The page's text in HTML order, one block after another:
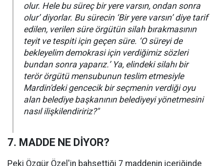
olur. Hele bu süreç bir yere varsın, ondan sonra
olur’ diyorlar. Bu sürecin ‘Bir yere varsın’ diye tarif
edilen, verilen süre örgütün silah bırakmasının
teyit ve tespiti için geçen süre. ‘O süreyi de
bekleyelim demokrasi için verdiğimiz sözleri
bundan sonra yaparız.’ Ya, elindeki silahı bir
terör örgütü mensubunun teslim etmesiyle
Mardin'deki gencecik bir seçmenin verdiği oyu
alan belediye başkanının belediyeyi yönetmesini
nasıl ilişkilendiririz?"
7. MADDE NE DİYOR?
Peki Özgür Özel'in bahsettiği 7 maddenin içeriğinde